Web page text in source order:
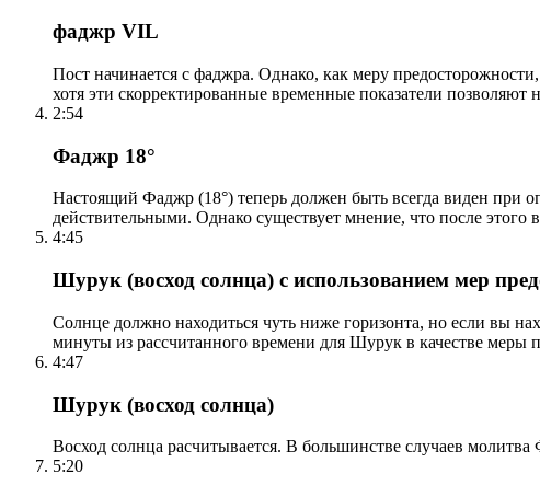
фаджр VIL
Пост начинается с фаджра. Однако, как меру
хотя эти скорректированные временные показатели
2:54
Фаджр 18°
Настоящий Фаджр (18°) теперь должен быть всегда виден при
действительными. Однако существует мнение, что после
4:45
Шурук (восход солнца) с использованием мер
Солнце должно находиться чуть ниже горизонта, но если вы
минуты из рассчитанного времени для Шурук в качестве меры
4:47
Шурук (восход солнца)
Восход солнца расчитывается. В большинстве случаев
5:20